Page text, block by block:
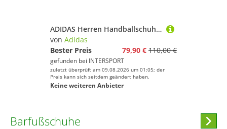
ADIDAS Herren Handballschuhe Novaflight 2 Indoor
von Adidas
Bester Preis
79,90 € 110,00 €
gefunden bei INTERSPORT
zuletzt überprüft am 09.08.2026 um 01:05; der
Preis kann sich seitdem geändert haben.
Keine weiteren Anbieter
Barfußschuhe